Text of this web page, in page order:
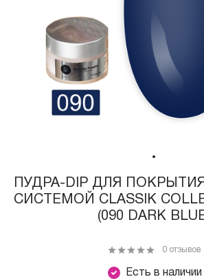
ПУДРА-DIP ДЛЯ
СИСТЕМОЙ CLASSIK
(090 DARK
Есть в наличии
0 отзывов